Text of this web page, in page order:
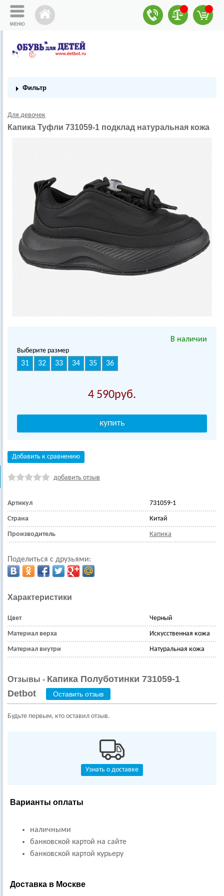
Фильтр
Для девочек
Капика Туфли 731059-1 подклад натуральная кожа
В наличии
Выберите размер
31 32 33 34 35 36
4 590
Добавить к сравнению
добавить отзыв
Артикул 731059-1
Страна Китай
Производитель Капика
Поделиться с друзьями:
Характеристики
Цвет Черный
Материал верха Искусственная кожа
Материал внутри Натуральная кожа
Отзывы - Капика Полуботинки 731059-1
Detbot
Оставить отзыв
Будьте первым, кто оставил отзыв.
Узнать о доставке
Варианты оплаты
наличными
банковской картой на сайте
банковской картой курьеру
Доставка в Москве